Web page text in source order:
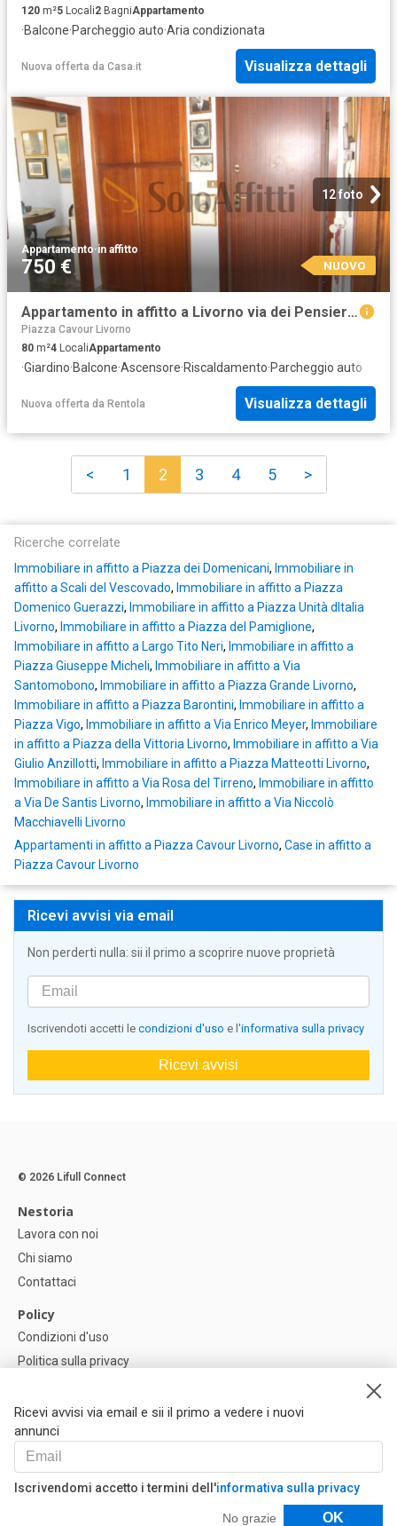
120 m²5 Locali2 BagniAppartamento
·Balcone·Parcheggio auto·Aria condizionata
Nuova offerta da Casa.it Visualizza dettagli
12 foto
Appartamento·in affitto
750 € NUOVO
Appartamento in affitto a Livorno via dei Pensieri, 5b, arredato, posto auto, ascensore TrovaCasa
Piazza Cavour Livorno
80 m²4 LocaliAppartamento
·Giardino·Balcone·Ascensore·Riscaldamento·Parcheggio auto
Nuova offerta da Rentola Visualizza dettagli
< 1 2 3 4 5 >
Ricerche correlate
Immobiliare in affitto a Piazza dei Domenicani, Immobiliare in
affitto a Scali del Vescovado, Immobiliare in affitto a Piazza
Domenico Guerazzi, Immobiliare in affitto a Piazza Unità dItalia
Livorno, Immobiliare in affitto a Piazza del Pamiglione,
Immobiliare in affitto a Largo Tito Neri, Immobiliare in affitto a
Piazza Giuseppe Micheli, Immobiliare in affitto a Via
Santomobono, Immobiliare in affitto a Piazza Grande Livorno,
Immobiliare in affitto a Piazza Barontini, Immobiliare in affitto a
Piazza Vigo, Immobiliare in affitto a Via Enrico Meyer, Immobiliare
in affitto a Piazza della Vittoria Livorno, Immobiliare in affitto a Via
Giulio Anzillotti, Immobiliare in affitto a Piazza Matteotti Livorno,
Immobiliare in affitto a Via Rosa del Tirreno, Immobiliare in affitto
a Via De Santis Livorno, Immobiliare in affitto a Via Niccolò
Macchiavelli Livorno
Appartamenti in affitto a Piazza Cavour Livorno, Case in affitto a
Piazza Cavour Livorno
Ricevi avvisi via email
Non perderti nulla: sii il primo a scoprire nuove proprietà
Iscrivendoti accetti le condizioni d'uso e l'informativa sulla privacy
Ricevi avvisi
Ricevi avvisi via email e sii il primo a vedere i nuovi
annunci
Iscrivendomi accetto i termini dell'informativa sulla privacy
No grazie OK
© 2026 Lifull Connect
Nestoria
Lavora con noi
Chi siamo
Contattaci
Policy
Condizioni d'uso
Politica sulla privacy
Impostazioni dei cookie
Help
FAQ
I Nostri Partner